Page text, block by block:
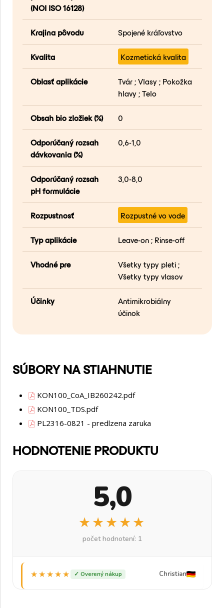
(NOI ISO 16128)
Krajina pôvodu Spojené kráľovstvo
Kvalita Kozmetická kvalita
Oblasť aplikácie
Tvár ; Vlasy ; Pokožka
hlavy ; Telo
Obsah bio zložiek (%) 0
Odporúčaný rozsah
dávkovania (%)
0,6-1,0
Odporúčaný rozsah
pH formulácie
3,0-8,0
Rozpustnosť Rozpustné vo vode
Typ aplikácie Leave-on ; Rinse-off
Vhodné pre
Všetky typy pleti ;
Všetky typy vlasov
Účinky
Antimikrobiálny
účinok
SÚBORY NA STIAHNUTIE
KON100_CoA_IB260242.pdf
KON100_TDS.pdf
PL2316-0821 - predlzena zaruka
HODNOTENIE PRODUKTU
5,0
★★★★★
★★★★★
počet hodnotení: 1
★★★★★
★★★★★ ✓ Overený nákup Christian